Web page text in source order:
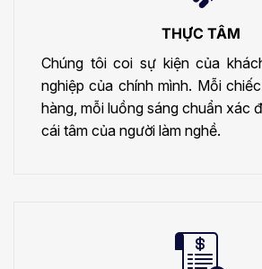
THỰC TÂM
Chúng tôi coi sự kiện của
nghiệp của chính mình. Mỗi
hàng, mỗi luồng sáng chuẩn xác
cái tâm của người làm nghề.